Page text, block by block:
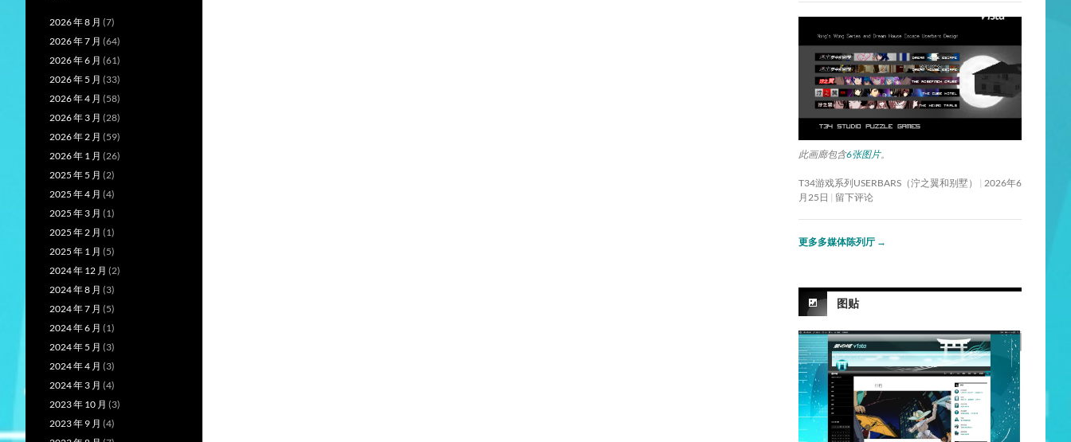
此画廊包含6张图片。
T34游戏系列USERBARS（泞之翼和别墅）
2026年6
月25日
留下评论
更多多媒体陈列厅 →
图贴
2026 年 8 月 (7)
2026 年 7 月 (64)
2026 年 6 月 (61)
2026 年 5 月 (33)
2026 年 4 月 (58)
2026 年 3 月 (28)
2026 年 2 月 (59)
2026 年 1 月 (26)
2025 年 5 月 (2)
2025 年 4 月 (4)
2025 年 3 月 (1)
2025 年 2 月 (1)
2025 年 1 月 (5)
2024 年 12 月 (2)
2024 年 8 月 (3)
2024 年 7 月 (5)
2024 年 6 月 (1)
2024 年 5 月 (3)
2024 年 4 月 (3)
2024 年 3 月 (4)
2023 年 10 月 (3)
2023 年 9 月 (4)